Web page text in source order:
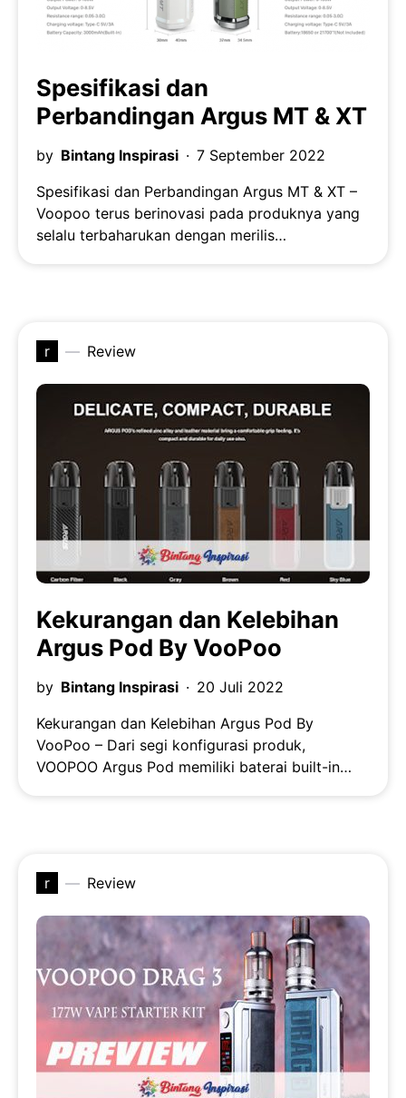
Spesifikasi dan
Perbandingan Argus MT & XT
by Bintang Inspirasi
7 September 2022
Spesifikasi dan Perbandingan Argus MT & XT –
Voopoo terus berinovasi pada produknya yang
selalu terbaharukan dengan merilis…
r Review
Kekurangan dan Kelebihan
Argus Pod By VooPoo
by Bintang Inspirasi
20 Juli 2022
Kekurangan dan Kelebihan Argus Pod By
VooPoo – Dari segi konfigurasi produk,
VOOPOO Argus Pod memiliki baterai built-in…
r Review